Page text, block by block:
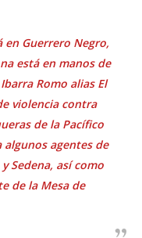
en Guerrero Negro,
está en manos de
Romo alias El
violencia contra
de la Pacífico
algunos agentes de
Sedena, así como
de la Mesa de